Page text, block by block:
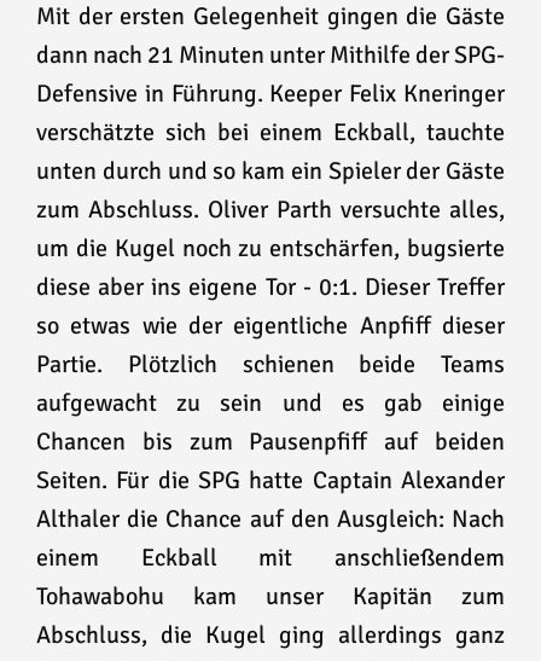
Mit der ersten Gelegenheit gingen die Gäste
dann nach 21 Minuten unter Mithilfe der SPG-
Defensive in Führung. Keeper Felix Kneringer
verschätzte sich bei einem Eckball, tauchte
unten durch und so kam ein Spieler der Gäste
zum Abschluss. Oliver Parth versuchte alles,
um die Kugel noch zu entschärfen, bugsierte
diese aber ins eigene Tor - 0:1. Dieser Treffer
so etwas wie der eigentliche Anpfiff dieser
Partie. Plötzlich schienen beide Teams
aufgewacht zu sein und es gab einige
Chancen bis zum Pausenpfiff auf beiden
Seiten. Für die SPG hatte Captain Alexander
Althaler die Chance auf den Ausgleich: Nach
einem Eckball mit anschließendem
Tohawabohu kam unser Kapitän zum
Abschluss, die Kugel ging allerdings ganz